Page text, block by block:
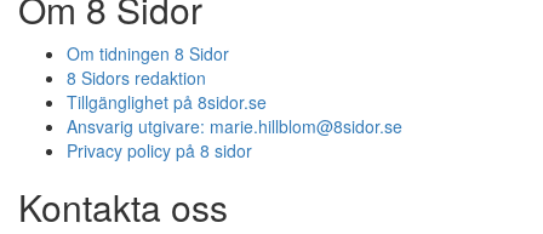
Om tidningen 8 Sidor
8 Sidors redaktion
Tillgänglighet på 8sidor.se
Ansvarig utgivare: marie.hillblom@8sidor.se
Privacy policy på 8 sidor
Kontakta oss